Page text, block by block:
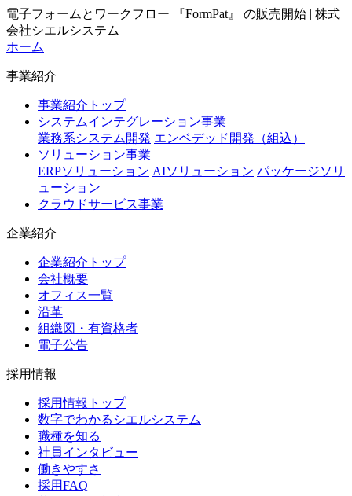
電子フォームとワークフロー 『FormPat』 の販売開始 | 株式
会社シエルシステム
ホーム
事業紹介
事業紹介トップ
システムインテグレーション事業
業務系システム開発 エンベデッド開発（組込）
ソリューション事業
ERPソリューション AIソリューション パッケージソリ
ューション
クラウドサービス事業
企業紹介
企業紹介トップ
会社概要
オフィス一覧
沿革
組織図・有資格者
電子公告
採用情報
採用情報トップ
数字でわかるシエルシステム
職種を知る
社員インタビュー
働きやすさ
採用FAQ